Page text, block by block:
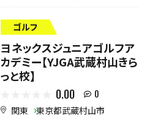
ゴルフ
ヨネックスジュニアゴルフア
カデミー【YJGA武蔵村山きら
っと校】
0.00 0
関東 東京都武蔵村山市